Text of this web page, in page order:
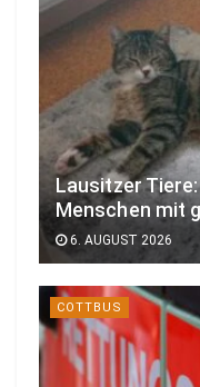
Lausitzer
Menschen mit
6. AUGUST 2026
COTTBUS